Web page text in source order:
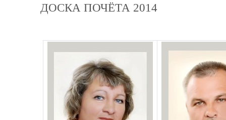
ДОСКА ПОЧЁТА 2014